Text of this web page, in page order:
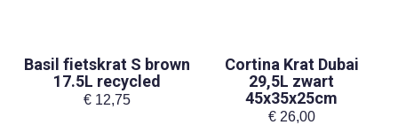
Basil fietskrat S brown
17.5L recycled
€12,75
Cortina Krat Dubai
29,5L zwart
45x35x25cm
€26,00